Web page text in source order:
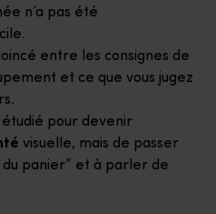
n’a pas été
entre les consignes de
et ce que vous jugez
étudié pour devenir
visuelle, mais de passer
panier” et à parler de